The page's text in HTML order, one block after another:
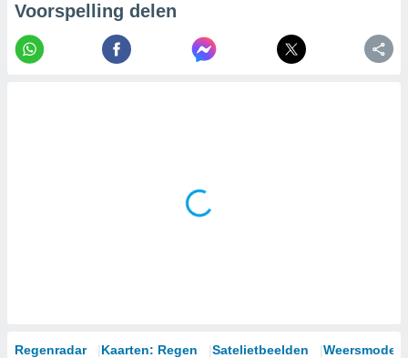
Voorspelling delen
Regenradar Kaarten: Regen Satelietbeelden